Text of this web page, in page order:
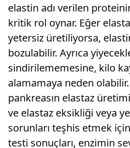
elastin adı verilen
kritik rol oynar. Eğer
yetersiz üretiliyorsa,
bozulabilir. Ayrıca
sindirilememesine, kilo
alamamaya neden
pankreasın elastaz
ve elastaz eksikliği veya
sorunları teşhis etmek için
testi sonuçları, enzimin